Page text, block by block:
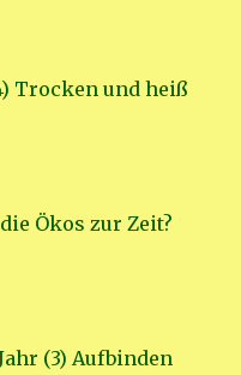
Trocken und heiß
Ökos zur Zeit?
(3) Aufbinden